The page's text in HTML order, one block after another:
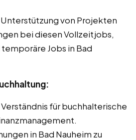
Unterstützung von Projekten
bei diesen Vollzeitjobs,
Jobs in Bad
für buchhalterische
in Bad Nauheim zu